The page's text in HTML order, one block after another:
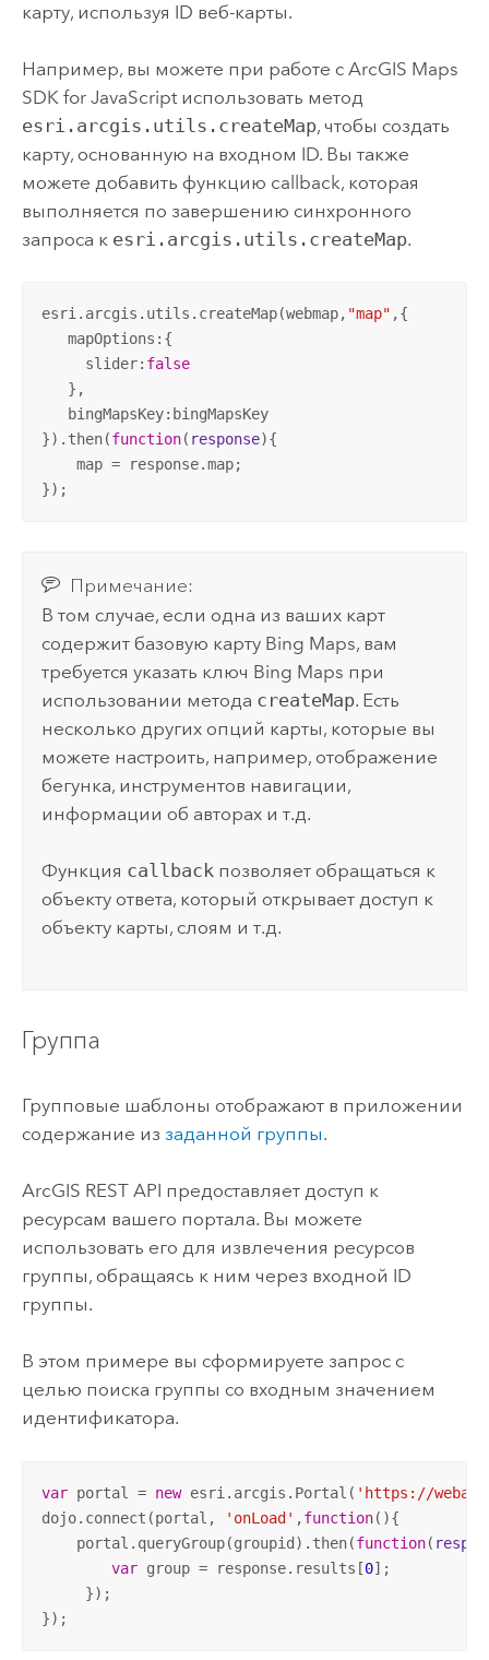
карту, используя ID веб-карты.
Например, вы можете при работе с ArcGIS Maps
SDK for JavaScriptиспользовать метод
esri.arcgis.utils.createMap, чтобы создать
карту, основанную на входном ID. Вы также
можете добавить функцию callback, которая
выполняется по завершению синхронного
запроса к esri.arcgis.utils.createMap.
esri.arcgis.utils.createMap(webmap, "map" ,{
   mapOptions:{
     slider:
false
   },
   bingMapsKey:bingMapsKey
}).then(function( response){
    map = response.map;
});
Примечание:
В том случае, если одна из ваших карт
содержит базовую карту Bing Maps, вам
требуется указать ключ Bing Maps при
использовании метода createMap. Есть
несколько других опций карты, которые вы
можете настроить, например, отображение
бегунка, инструментов навигации,
информации об авторах и т.д.
Функция callback позволяет обращаться к
объекту ответа, который открывает доступ к
объекту карты, слоям и т.д.
Группа
Групповые шаблоны отображают в приложении
содержание из заданной группы.
ArcGIS REST API предоставляет доступ к
ресурсам вашего портала. Вы можете
использовать его для извлечения ресурсов
группы, обращаясь к ним через входной ID
группы.
В этом примере вы сформируете запрос с
целью поиска группы со входным значением
идентификатора.
var portal = new esri.arcgis.Portal( 'https://
dojo.connect(portal,
'onLoad' ,function( ){
    portal.queryGroup(groupid).then(
function(
var group = response.results[0];
     });
});